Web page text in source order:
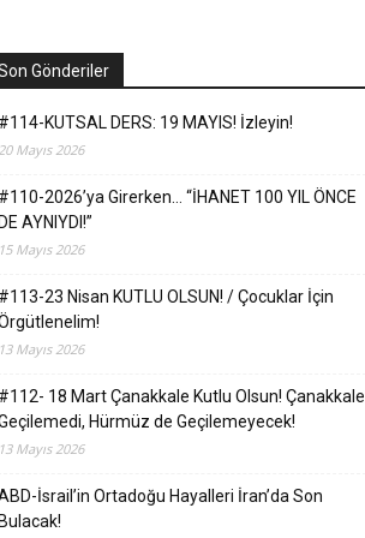
Gönderiler
KUTSAL DERS: 19 MAYIS! İzleyin!
Mayıs 2026
2026’ya Girerken… “İHANET 100 YIL ÖNCE
AYNIYDI!”
Mayıs 2026
23 Nisan KUTLU OLSUN! / Çocuklar İçin
Mayıs 2026
18 Mart Çanakkale Kutlu Olsun! Çanakkale
Hürmüz de Geçilemeyecek!
Mayıs 2026
İsrail’in Ortadoğu Hayalleri İran’da Son